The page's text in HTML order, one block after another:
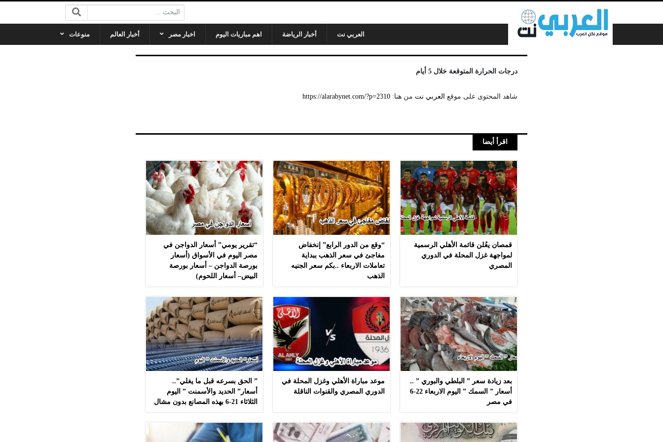
البحث:
العربي نت أخبار الرياضة اهم مباريات اليوم اخبار مصر أخبار العالم منوعات
درجات الحرارة المتوقعة خلال 5 أيام
شاهد المحتوى على موقع العربي نت من هنا: https://alarabynet.com/?p=2310
اقرأ أيضا
قمصان يعُلن قائمة الأهلي الرسمية
لمواجهة غزل المحلة في الدوري
المصري
“وقع من الدور الرابع” إنخفاض
مفاجئ في سعر الذهب ببداية
تعاملات الاربعاء ..بكم سعر الجنيه
الذهب
“تقرير يومي” أسعار الدواجن في
مصر اليوم في الأسواق (أسعار
بورصة الدواجن – أسعار بورصة
البيض– أسعار اللحوم)
بعد زيادة سعر ” البلطي والبوري ” ..
أسعار ” السمك ” اليوم الاربعاء 22-6
في مصر
موعد مباراة الأهلي وغزل المحلة في
الدوري المصري والقنوات الناقلة
” الحق بسرعه قبل ما يغلي”..
أسعار” الحديد والأسمنت ” اليوم
الثلاثاء 21-6 بهذه المصانع بدون مشال